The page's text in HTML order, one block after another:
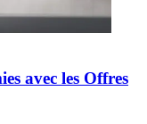
avec les Offres